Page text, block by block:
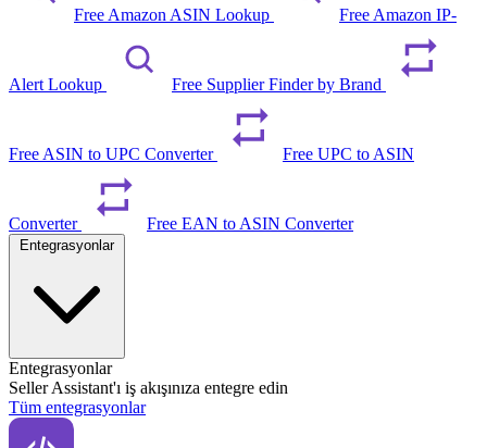
Free Amazon ASIN Lookup Free Amazon IP-
Alert Lookup Free Supplier Finder by Brand
Free ASIN to UPC Converter Free UPC to ASIN
Converter Free EAN to ASIN Converter
Entegrasyonlar
Entegrasyonlar
Seller Assistant'ı iş akışınıza entegre edin
Tüm entegrasyonlar